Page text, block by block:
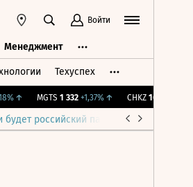
Войти
Менеджмент
Техуспех
↑ MGTS 1 332 +1,37%↑ CHKZ 16 100
российский парламент